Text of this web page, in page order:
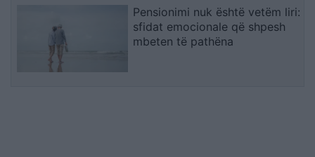
Pensionimi nuk është vetëm liri:
sfidat emocionale që shpesh
mbeten të pathëna